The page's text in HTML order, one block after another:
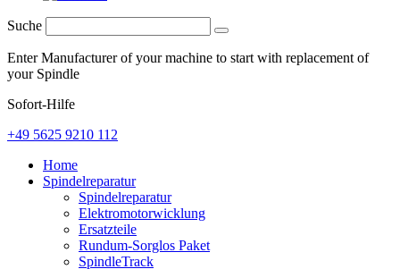
Suche
Enter Manufacturer of your machine to start with replacement of
your Spindle
Sofort-Hilfe
+49 5625 9210 112
Home
Spindelreparatur
Spindelreparatur
Elektromotorwicklung
Ersatzteile
Rundum-Sorglos Paket
SpindleTrack